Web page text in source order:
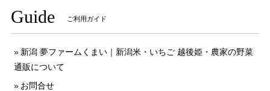
Guide ご利用ガイド
新潟 夢ファームくまい｜新潟米・いちご 越後姫・農家の野菜
通販について
お問合せ